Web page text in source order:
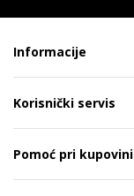
Informacije
Korisnički servis
Pomoć pri kupovini